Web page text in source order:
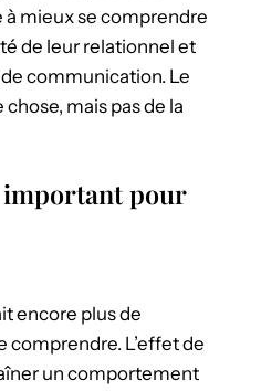
à mieux se comprendre
de leur relationnel et
communication. Le
mais pas de la
pour
encore plus de
comprendre. L’effet de
un comportement